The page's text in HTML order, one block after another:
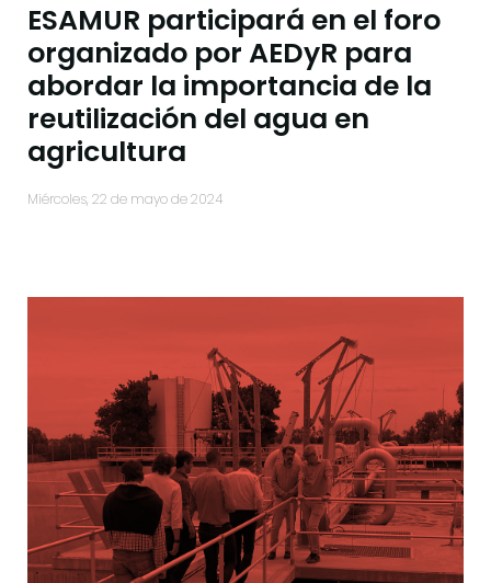
ESAMUR participará en el foro
organizado por AEDyR para
abordar la importancia de la
reutilización del agua en
agricultura
miércoles, 22 de mayo de 2024